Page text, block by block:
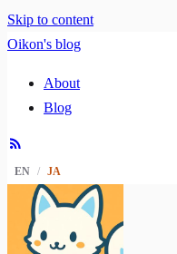
Skip to content
Oikon's blog
About
Blog
EN / JA